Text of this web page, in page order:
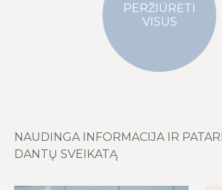
PERŽIŪRĖTI
VISUS
NAUDINGA INFORMACIJA IR
DANTŲ SVEIKATĄ